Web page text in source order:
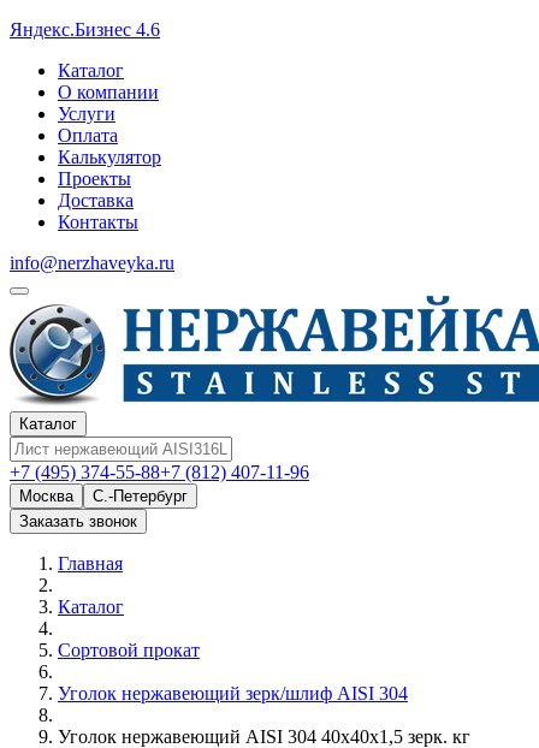
Яндекс.Бизнес 4.6
Каталог
О компании
Услуги
Оплата
Калькулятор
Проекты
Доставка
Контакты
info@nerzhaveyka.ru
Каталог
+7 (495) 374-55-88+7 (812) 407-11-96
Москва
С.-Петербург
Заказать звонок
Главная
Каталог
Сортовой прокат
Уголок нержавеющий зерк/шлиф AISI 304
Уголок нержавеющий AISI 304 40х40х1,5 зерк. кг